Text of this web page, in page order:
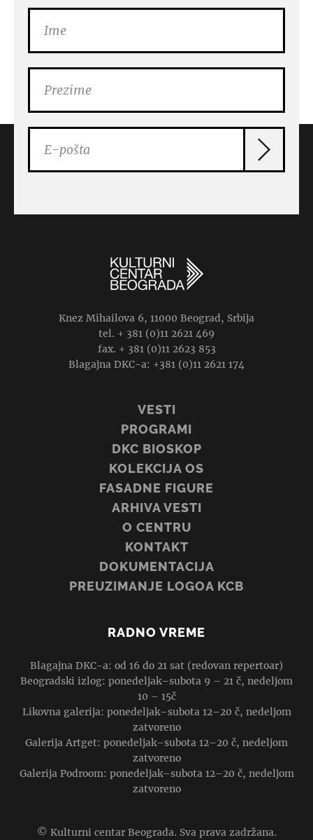
Knez Mihailova 6, 11000 Beograd, Srbija
tel. + 381 (0)11 2621 469
fax. + 381 (0)11 2623 853
Blagajna DKC-a: +381 (0)11 2621 174
VESTI
PROGRAMI
DKC BIOSKOP
KOLEKCIJA OS
FASADNE FIGURE
ARHIVA VESTI
O CENTRU
KONTAKT
DOKUMENTACIJA
PREUZIMANJE LOGOA KCB
RADNO VREME
Blagajna DKC-a: od 16 do 21 sat (redovan repertoar)
Beogradski izlog: ponedeljak–subota 9 – 21 č, nedeljom
10 – 15č
Likovna galerija: ponedeljak–subota 12–20 č, nedeljom
zatvoreno
Galerija Artget: ponedeljak–subota 12–20 č, nedeljom
zatvoreno
Galerija Podroom: ponedeljak–subota 12–20 č, nedeljom
zatvoreno
© Kulturni centar Beograda. Sva prava zadržana.